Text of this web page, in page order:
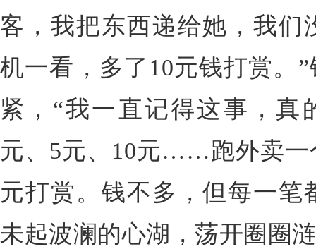
客，我把东西递给她 ，我们
机一看，多了 10元钱打赏。 ”
紧， “我一直记得这事，真
元、 5元、 10元……跑外卖
元打赏。钱不多，但每一笔
未起波澜的心湖，荡开圈圈